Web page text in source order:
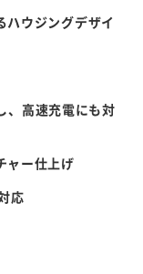
ハウジングデザイ
、高速充電にも対
ャー仕上げ
応